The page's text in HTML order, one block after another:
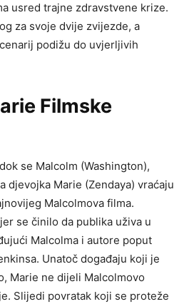
usred trajne zdravstvene krize.
za svoje dvije zvijezde, a
podižu do uvjerljivih
Filmske
se Malcolm (Washington),
djevojka Marie (Zendaya) vraćaju
Malcolmova filma.
se činilo da publika uživa u
Malcolma i autore poput
Unatoč događaju koji je
Marie ne dijeli Malcolmovo
Slijedi povratak koji se proteže